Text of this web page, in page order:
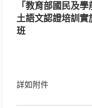
「教育部國民及
土語文認證培訓
班
詳如附件